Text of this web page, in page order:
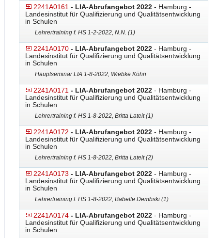
2241A0161 - LIA-Abrufangebot 2022 - Hamburg -
Landesinstitut für Qualifizierung und Qualitätsentwicklung
in Schulen
Lehrertraining f. HS 1-2-2022, N.N. (1)
2241A0170 - LIA-Abrufangebot 2022 - Hamburg -
Landesinstitut für Qualifizierung und Qualitätsentwicklung
in Schulen
Hauptseminar LIA 1-8-2022, Wiebke Köhn
2241A0171 - LIA-Abrufangebot 2022 - Hamburg -
Landesinstitut für Qualifizierung und Qualitätsentwicklung
in Schulen
Lehrertraining f. HS 1-8-2022, Britta Lateit (1)
2241A0172 - LIA-Abrufangebot 2022 - Hamburg -
Landesinstitut für Qualifizierung und Qualitätsentwicklung
in Schulen
Lehrertraining f. HS 1-8-2022, Britta Lateit (2)
2241A0173 - LIA-Abrufangebot 2022 - Hamburg -
Landesinstitut für Qualifizierung und Qualitätsentwicklung
in Schulen
Lehrertraining f. HS 1-8-2022, Babette Dembski (1)
2241A0174 - LIA-Abrufangebot 2022 - Hamburg -
Landesinstitut für Qualifizierung und Qualitätsentwicklung
in Schulen